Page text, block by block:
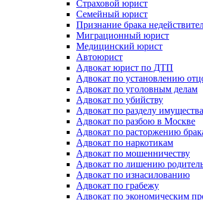
Страховой юрист
Семейный юрист
Признание брака
Миграционный юрист
Медицинский юрист
Автоюрист
Адвокат юрист по ДТП
Адвокат по установлению
Адвокат по уголовным делам
Адвокат по убийству
Адвокат по разделу имущества
Адвокат по разбою в Москве
Адвокат по расторжению
Адвокат по наркотикам
Адвокат по мошенничеству
Адвокат по лишению
Адвокат по изнасилованию
Адвокат по грабежу
Адвокат по экономическим